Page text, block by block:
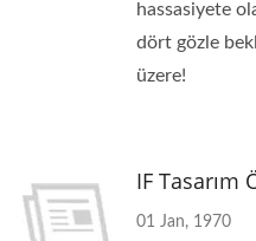
hassasiyete
dört gözle
üzere!
IF Tasarım
01 Jan, 1970